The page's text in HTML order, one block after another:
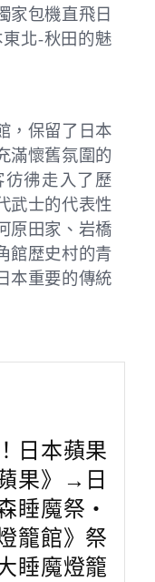
家包機直飛日
北-秋田的魅
，保留了日本
滿懷舊氛圍的
彿走入了歷
武士的代表性
原田家、岩橋
館歴史村的青
本重要的傳統
日本蘋果
果》→日
睡魔祭・
籠館》祭
睡魔燈籠